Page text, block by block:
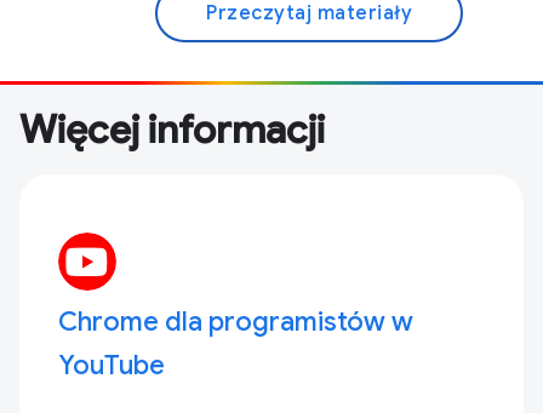
Przeczytaj materiały
Więcej informacji
Chrome dla programistów w
YouTube